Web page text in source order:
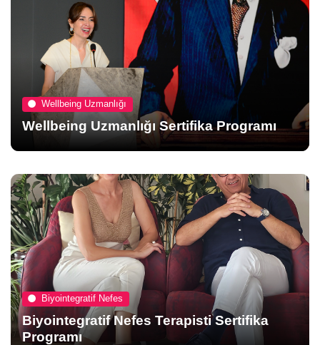
Wellbeing Uzmanlığı
Wellbeing Uzmanlığı Sertifika Programı
Biyointegratif Nefes
Biyointegratif Nefes Terapisti Sertifika
Programı